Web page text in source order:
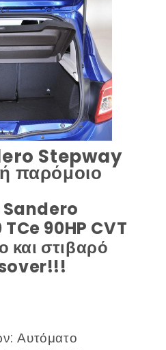
Stepway
παρόμοιο
90HP CVT
και στιβαρό
Αυτόματο